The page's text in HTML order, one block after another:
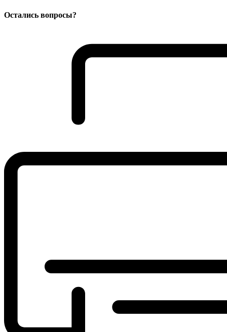
Остались вопросы?